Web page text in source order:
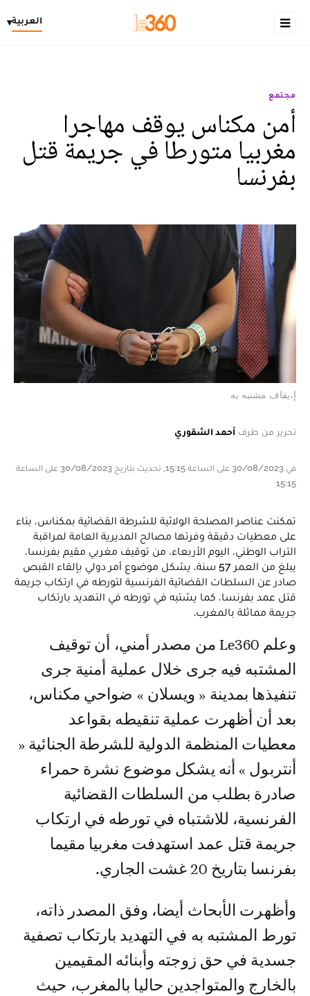
العربية▾
مجتمع
أمن مكناس يوقف مهاجرا
مغربيا متورطا في جريمة قتل
بفرنسا
إ،يقاف مشتبه به
تحرير من طرف أحمد الشقوري
في 30/08/2023 على الساعة 15:15, تحديث بتاريخ 30/08/2023 على الساعة
15:15
تمكنت عناصر المصلحة الولائية للشرطة القضائية بمكناس، بناء
على معطيات دقيقة وفرتها مصالح المديرية العامة لمراقبة
التراب الوطني، اليوم الأربعاء، من توقيف مغربي مقيم بفرنسا،
يبلغ من العمر 57 سنة، يشكل موضوع أمر دولي بإلقاء القبص
صادر عن السلطات القضائية الفرنسية لتورطه في ارتكاب جريمة
قتل عمد بفرنسا، كما يشتبه في تورطه في التهديد بارتكاب
جريمة مماثلة بالمغرب.
وعلم Le360 من مصدر أمني، أن توقيف
المشتبه فيه جرى خلال عملية أمنية جرى
تنفيذها بمدينة « ويسلان » ضواحي مكناس،
بعد أن أظهرت عملية تنقيطه بقواعد
معطيات المنظمة الدولية للشرطة الجنائية «
أنتربول » أنه يشكل موضوع نشرة حمراء
صادرة بطلب من السلطات القضائية
الفرنسية، للاشتباه في تورطه في ارتكاب
جريمة قتل عمد استهدفت مغربيا مقيما
بفرنسا بتاريخ 20 غشت الجاري.
وأظهرت الأبحاث أيضا، وفق المصدر ذاته،
تورط المشتبه به في التهديد بارتكاب تصفية
جسدية في حق زوجته وأبنائه المقيمين
بالخارج والمتواجدين حاليا بالمغرب، حيث